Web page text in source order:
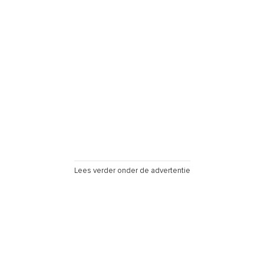
Lees verder onder de advertentie